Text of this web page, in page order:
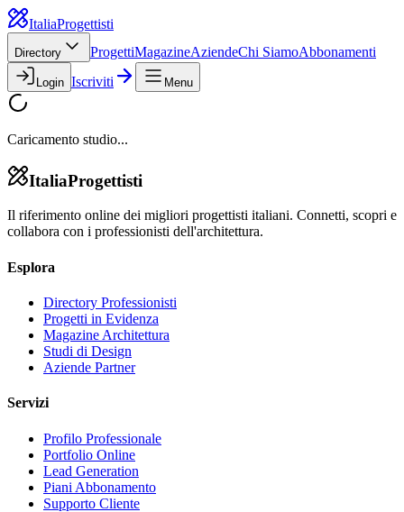
ItaliaProgettisti
Directory ProgettiMagazineAziendeChi SiamoAbbonamenti
Login Iscriviti Menu
Caricamento studio...
ItaliaProgettisti
Il riferimento online dei migliori progettisti italiani. Connetti, scopri e
collabora con i professionisti dell'architettura.
Esplora
Directory Professionisti
Progetti in Evidenza
Magazine Architettura
Studi di Design
Aziende Partner
Servizi
Profilo Professionale
Portfolio Online
Lead Generation
Piani Abbonamento
Supporto Cliente